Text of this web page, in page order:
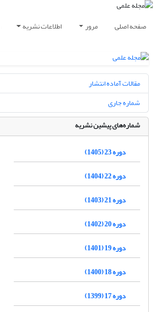
صفحه اصلی مرور اطلاعات نشریه
مقالات آماده انتشار
شماره جاری
شماره‌های پیشین نشریه
دوره 23 (1405)
دوره 22 (1404)
دوره 21 (1403)
دوره 20 (1402)
دوره 19 (1401)
دوره 18 (1400)
دوره 17 (1399)